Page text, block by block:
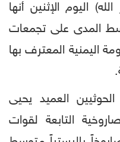
اليوم الإثنين أنها
المدى على تجمعات
اليمنية المعترف بها
العميد يحيى
التابعة لقوات